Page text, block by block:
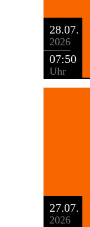
28.07.
2026
07:50
Uhr
27.07.
2026